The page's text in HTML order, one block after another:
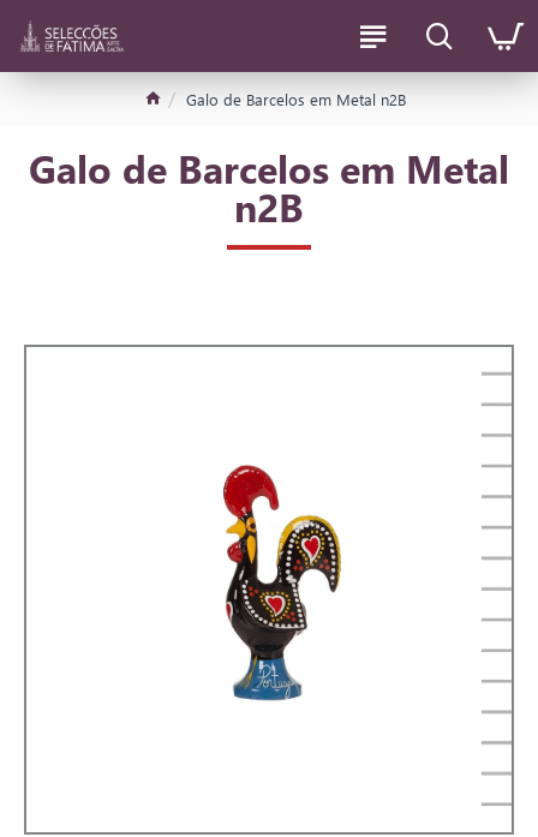
Galo de Barcelos em Metal n2B
Galo de Barcelos em Metal
n2B